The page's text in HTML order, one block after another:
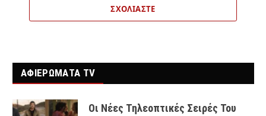
ΣΧΟΛΙΆΣΤΕ
ΑΦΙΕΡΩΜΑΤΑ TV
Οι Νέες Τηλεοπτικές Σειρές Του